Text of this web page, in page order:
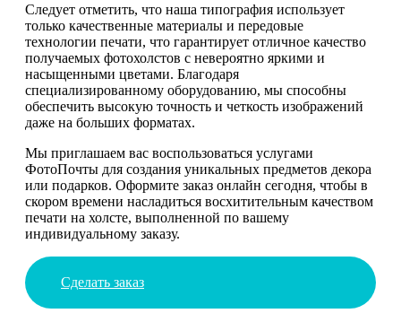
Следует отметить, что наша типография использует
только качественные материалы и передовые
технологии печати, что гарантирует отличное качество
получаемых фотохолстов с невероятно яркими и
насыщенными цветами. Благодаря
специализированному оборудованию, мы способны
обеспечить высокую точность и четкость изображений
даже на больших форматах.
Мы приглашаем вас воспользоваться услугами
ФотоПочты для создания уникальных предметов декора
или подарков. Оформите заказ онлайн сегодня, чтобы в
скором времени насладиться восхитительным качеством
печати на холсте, выполненной по вашему
индивидуальному заказу.
Сделать заказ